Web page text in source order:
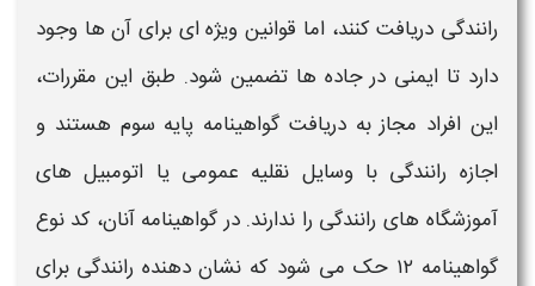
رانندگی دریافت کنند، اما قوانین ویژه‌ ای برای آن‌ ها وجود
دارد تا ایمنی در جاده‌ ها تضمین شود. طبق این مقررات،
این افراد مجاز به دریافت گواهینامه پایه سوم هستند و
اجازه رانندگی با وسایل نقلیه عمومی یا اتومبیل‌ های
آموزشگاه‌ های رانندگی را ندارند. در گواهینامه آنان، کد نوع
گواهینامه ۱۲ حک می‌ شود که نشان‌ دهنده رانندگی برای